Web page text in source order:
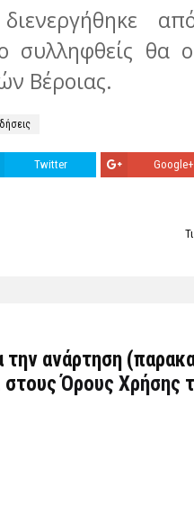
διενεργήθηκε
συλληφθείς θα
Βέροιας.
Twitter Google+
την ανάρτηση
στουςΌρους Χρήσης